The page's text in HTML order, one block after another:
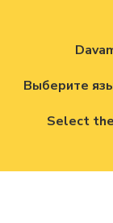
Выберите
Select